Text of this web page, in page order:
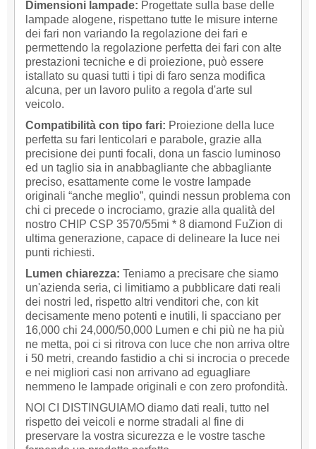
Dimensioni lampade: Progettate sulla base delle
lampade alogene, rispettano tutte le misure interne
dei fari non variando la regolazione dei fari e
permettendo la regolazione perfetta dei fari con alte
prestazioni tecniche e di proiezione, può essere
istallato su quasi tutti i tipi di faro senza modifica
alcuna, per un lavoro pulito a regola d'arte sul
veicolo.
Compatibilità con tipo fari: Proiezione della luce
perfetta su fari lenticolari e parabole, grazie alla
precisione dei punti focali, dona un fascio luminoso
ed un taglio sia in anabbagliante che abbagliante
preciso, esattamente come le vostre lampade
originali “anche meglio”, quindi nessun problema con
chi ci precede o incrociamo, grazie alla qualità del
nostro CHIP CSP 3570/55mi * 8 diamond FuZion di
ultima generazione, capace di delineare la luce nei
punti richiesti.
Lumen chiarezza: Teniamo a precisare che siamo
un'azienda seria, ci limitiamo a pubblicare dati reali
dei nostri led, rispetto altri venditori che, con kit
decisamente meno potenti e inutili, li spacciano per
16,000 chi 24,000/50,000 Lumen e chi più ne ha più
ne metta, poi ci si ritrova con luce che non arriva oltre
i 50 metri, creando fastidio a chi si incrocia o precede
e nei migliori casi non arrivano ad eguagliare
nemmeno le lampade originali e con zero profondità.
NOI CI DISTINGUIAMO diamo dati reali, tutto nel
rispetto dei veicoli e norme stradali al fine di
preservare la vostra sicurezza e le vostre tasche